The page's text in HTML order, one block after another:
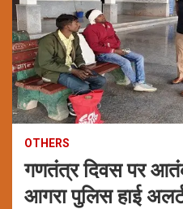
OTHERS
गणतंत्र दिवस पर
आगरा पुलिस हाई